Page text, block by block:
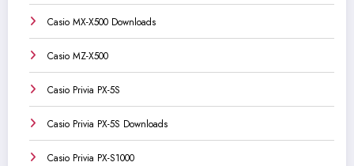
Casio MX-X500 Downloads
Casio MZ-X500
Casio Privia PX-5S
Casio Privia PX-5S Downloads
Casio Privia PX-S1000